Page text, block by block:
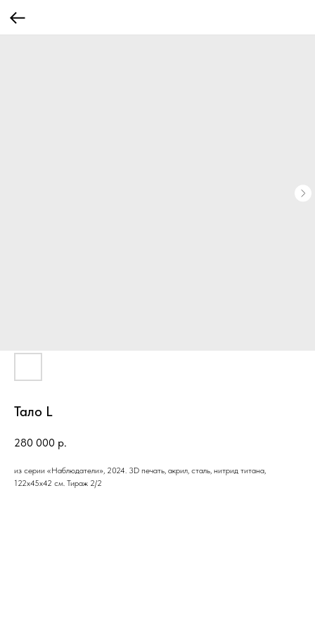
Тало L
280 000 р.
из серии «Наблюдатели», 2024. 3D печать, акрил, сталь, нитрид титана,
122х45х42 см. Тираж 2/2